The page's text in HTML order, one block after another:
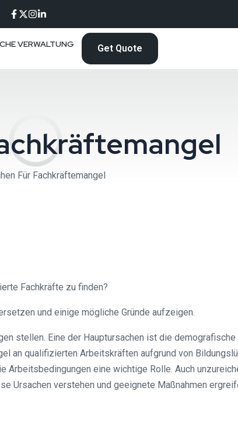
VERWALTUNG Get Quote
Für Fachkräftemangel
Fachkräfte zu finden?
und einige mögliche Gründe aufzeigen.
stellen. Eine der Hauptursachen ist die
an qualifizierten Arbeitskräften aufgrund von
eine wichtige Rolle. Auch
Ursachen verstehen und geeignete Maßnahmen